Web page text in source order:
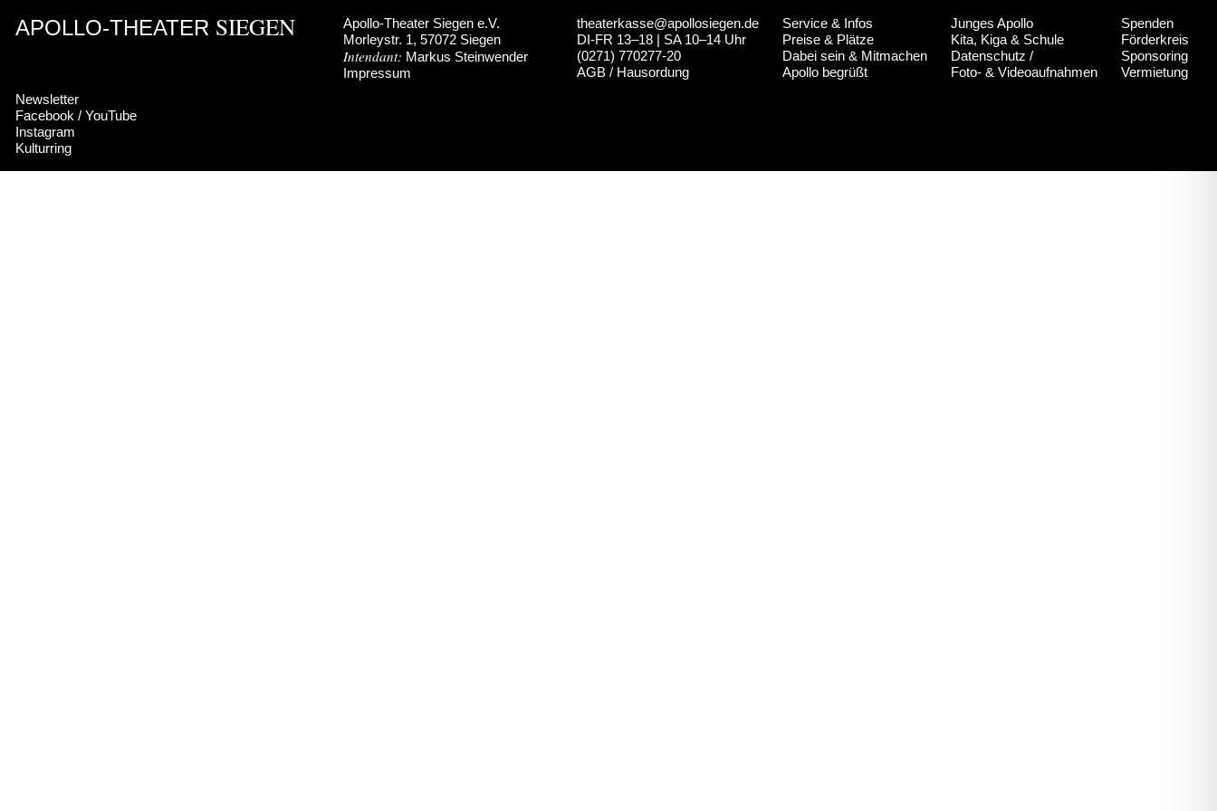
SPIELPLAN KARTEN ABO WIR MAGAZIN JOBS
APOLLO-THEATER SIEGEN
Apollo-Theater Siegen e.V.
Morleystr. 1, 57072 Siegen
Intendant: Markus Steinwender
Impressum
theaterkasse@apollosiegen.de
DI-FR 13–18 | SA 10–14 Uhr
(0271) 770277-20
AGB/ Hausordung
Service & Infos
Preise & Plätze
Dabei sein & Mitmachen
Apollo begrüßt
Junges Apollo
Kita, Kiga & Schule
Datenschutz /
Foto- & Videoaufnahmen
Spenden
Förderkreis
Sponsoring
Vermietung
Newsletter
Facebook / YouTube
Instagram
Kulturring